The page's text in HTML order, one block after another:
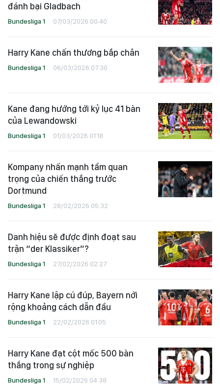
đánh bại Gladbach
Bundesliga 1 07/03/2026 00:40
Harry Kane chấn thương bắp chân
Bundesliga 1 06/03/2026 07:30
Kane đang hướng tới kỷ lục 41 bàn
của Lewandowski
Bundesliga 1 01/03/2026 01:18
Kompany nhấn mạnh tầm quan
trọng của chiến thắng trước
Dortmund
Bundesliga 1 28/02/2026 05:32
Danh hiệu sẽ được định đoạt sau
trận “der Klassiker”?
Bundesliga 1 27/02/2026 02:27
Harry Kane lập cú đúp, Bayern nới
rộng khoảng cách dẫn đầu
Bundesliga 1 22/02/2026 01:05
Harry Kane đạt cột mốc 500 bàn
thắng trong sự nghiệp
Bundesliga 1 15/02/2026 04:38